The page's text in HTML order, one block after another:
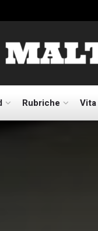
Rubriche